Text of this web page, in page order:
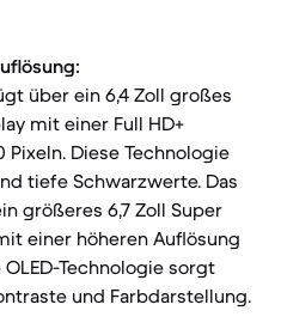
über ein 6,4 Zoll großes
mit einer Full HD+
Pixeln. Diese Technologie
tiefe Schwarzwerte. Das
größeres 6,7 Zoll Super
einer höheren Auflösung
OLED-Technologie sorgt
und Farbdarstellung.